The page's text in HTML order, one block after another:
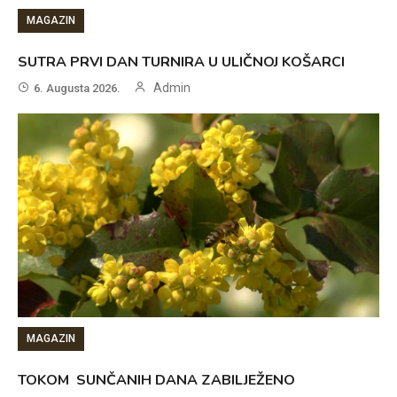
MAGAZIN
SUTRA PRVI DAN TURNIRA U ULIČNOJ KOŠARCI
6. Augusta 2026. Admin
MAGAZIN
TOKOM SUNČANIH DANA ZABILJEŽENO